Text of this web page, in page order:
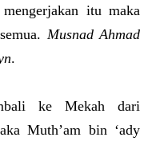
itu maka
Musnad Ahmad
.
ke Mekah dari
Muth’am bin ‘ady